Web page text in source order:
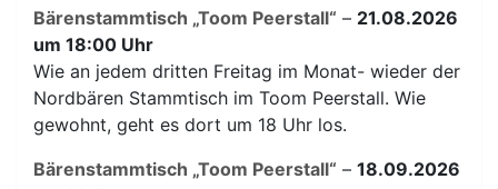
Bärenstammtisch „Toom Peerstall“ – 21.08.2026
um 18:00 Uhr
Wie an jedem dritten Freitag im Monat- wieder der
Nordbären Stammtisch im Toom Peerstall. Wie
gewohnt, geht es dort um 18 Uhr los.
Bärenstammtisch „Toom Peerstall“ – 18.09.2026